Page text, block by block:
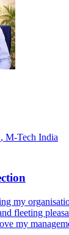
, M-Tech India
my
fleeting
my